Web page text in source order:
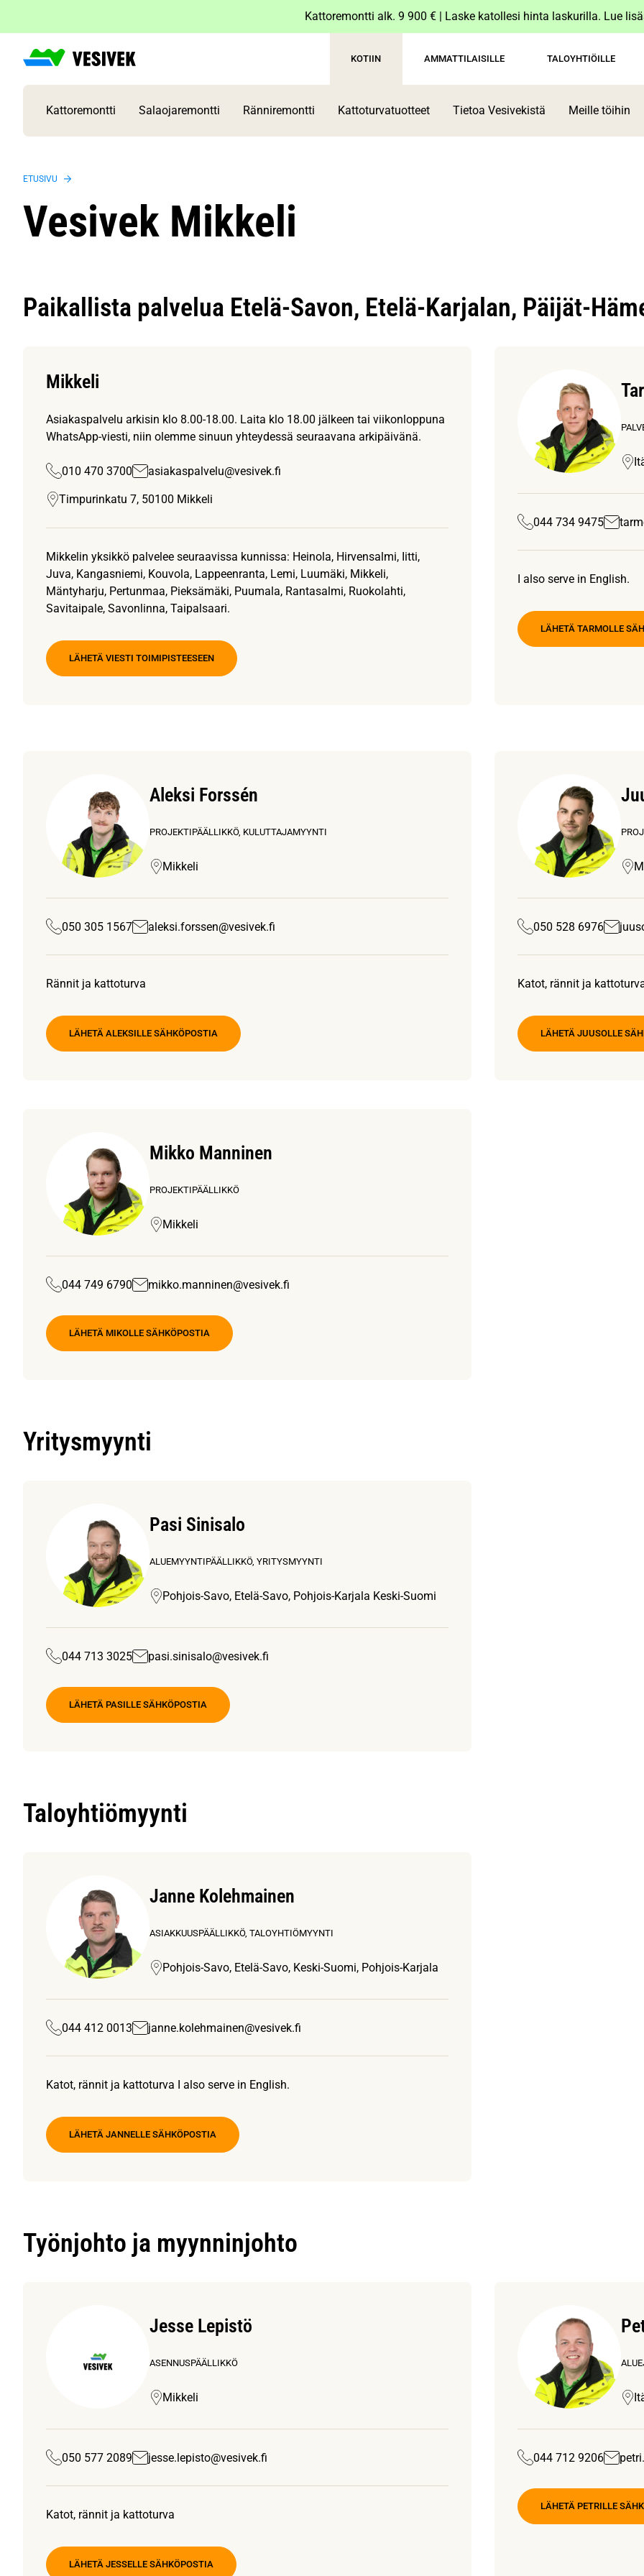
Kattoremontti alk. 9 900 € | Laske katollesi hinta laskurilla. Lue
KOTIIN AMMATTILAISILLE TALOYHTIÖILLE
Kattoremontti Salaojaremontti Ränniremontti Kattoturvatuotteet Tietoa Vesivekistä Meille töihin
ETUSIVU
Vesivek Mikkeli
Paikallista palvelua Etelä-Savon, Etelä-Karjalan, Päijät-
Mikkeli
Asiakaspalvelu arkisin klo 8.00-18.00. Laita klo 18.00 jälkeen tai viikonloppuna
WhatsApp-viesti, niin olemme sinuun yhteydessä seuraavana arkipäivänä.
010 470 3700 asiakaspalvelu@vesivek.fi
Timpurinkatu 7, 50100 Mikkeli
Mikkelin yksikkö palvelee seuraavissa kunnissa: Heinola, Hirvensalmi, Iitti,
Juva, Kangasniemi, Kouvola, Lappeenranta, Lemi, Luumäki, Mikkeli,
Mäntyharju, Pertunmaa, Pieksämäki, Puumala, Rantasalmi, Ruokolahti,
Savitaipale, Savonlinna, Taipalsaari.
LÄHETÄ VIESTI TOIMIPISTEESEEN
044 734 9475
I also serve in English.
LÄHETÄ TARMOLLE
Aleksi Forssén
PROJEKTIPÄÄLLIKKÖ, KULUTTAJAMYYNTI
Mikkeli
050 305 1567 aleksi.forssen@vesivek.fi
Rännit ja kattoturva
LÄHETÄ ALEKSILLE SÄHKÖPOSTIA
050 528 6976
Katot, rännit ja
LÄHETÄ JUUSOLLE
Mikko Manninen
PROJEKTIPÄÄLLIKKÖ
Mikkeli
044 749 6790 mikko.manninen@vesivek.fi
LÄHETÄ MIKOLLE SÄHKÖPOSTIA
Yritysmyynti
Pasi Sinisalo
ALUEMYYNTIPÄÄLLIKKÖ, YRITYSMYYNTI
Pohjois-Savo, Etelä-Savo, Pohjois-Karjala Keski-Suomi
044 713 3025 pasi.sinisalo@vesivek.fi
LÄHETÄ PASILLE SÄHKÖPOSTIA
Taloyhtiömyynti
Janne Kolehmainen
ASIAKKUUSPÄÄLLIKKÖ, TALOYHTIÖMYYNTI
Pohjois-Savo, Etelä-Savo, Keski-Suomi, Pohjois-Karjala
044 412 0013 janne.kolehmainen@vesivek.fi
Katot, rännit ja kattoturva I also serve in English.
LÄHETÄ JANNELLE SÄHKÖPOSTIA
Työnjohto ja myynninjohto
Jesse Lepistö
ASENNUSPÄÄLLIKKÖ
Mikkeli
050 577 2089 jesse.lepisto@vesivek.fi
Katot, rännit ja kattoturva
LÄHETÄ JESSELLE SÄHKÖPOSTIA
044 712 9206
LÄHETÄ PETRILLE